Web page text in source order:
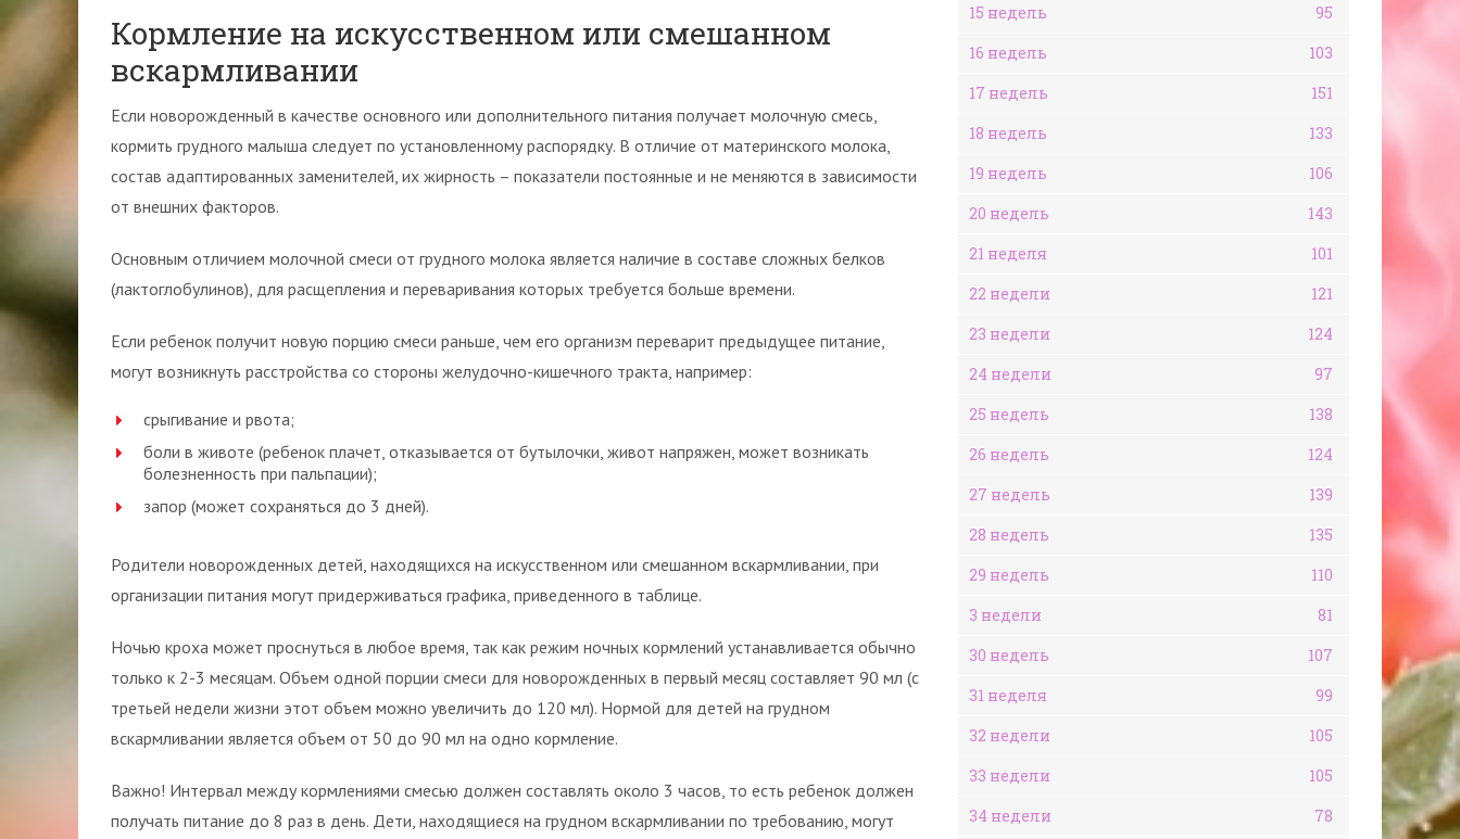
Кормление на искусственном или смешанном
вскармливании
Если новорожденный в качестве основного или дополнительного питания получает молочную смесь,
кормить грудного малыша следует по установленному распорядку. В отличие от материнского молока,
состав адаптированных заменителей, их жирность – показатели постоянные и не меняются в зависимости
от внешних факторов.
Основным отличием молочной смеси от грудного молока является наличие в составе сложных белков
(лактоглобулинов), для расщепления и переваривания которых требуется больше времени.
Если ребенок получит новую порцию смеси раньше, чем его организм переварит предыдущее питание,
могут возникнуть расстройства со стороны желудочно-кишечного тракта, например:
срыгивание и рвота;
боли в животе (ребенок плачет, отказывается от бутылочки, живот напряжен, может возникать
болезненность при пальпации);
запор (может сохраняться до 3 дней).
Родители новорожденных детей, находящихся на искусственном или смешанном вскармливании, при
организации питания могут придерживаться графика, приведенного в таблице.
Ночью кроха может проснуться в любое время, так как режим ночных кормлений устанавливается обычно
только к 2-3 месяцам. Объем одной порции смеси для новорожденных в первый месяц составляет 90 мл (с
третьей недели жизни этот объем можно увеличить до 120 мл). Нормой для детей на грудном
вскармливании является объем от 50 до 90 мл на одно кормление.
Важно! Интервал между кормлениями смесью должен составлять около 3 часов, то есть ребенок должен
получать питание до 8 раз в день. Дети, находящиеся на грудном вскармливании по требованию, могут
15 недель
95
16 недель
103
17 недель
151
18 недель
133
19 недель
106
20 недель
143
21 неделя
101
22 недели
121
23 недели
124
24 недели
97
25 недель
138
26 недель
124
27 недель
139
28 недель
135
29 недель
110
3 недели
81
30 недель
107
31 неделя
99
32 недели
105
33 недели
105
34 недели
78